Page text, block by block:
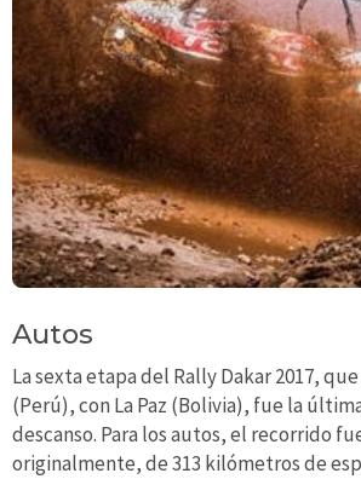
Autos
La sexta etapa del Rally Dakar 2017,
(Perú), con La Paz (Bolivia), fue la
descanso. Para los autos, el recorrido
originalmente, de 313 kilómetros de